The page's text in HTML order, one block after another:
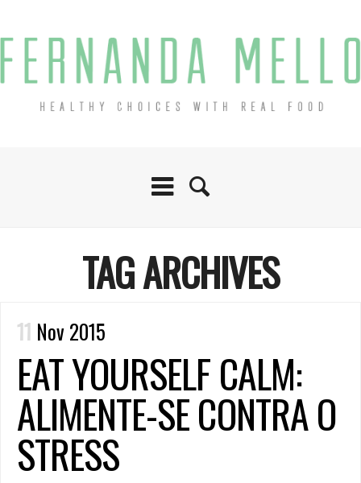
TAG ARCHIVES
11 Nov 2015
EAT YOURSELF CALM:
ALIMENTE-SE CONTRA O
STRESS